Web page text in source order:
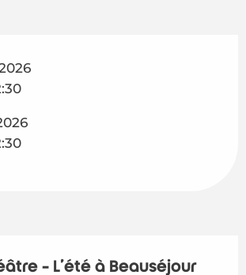
- L'été à Beauséjour